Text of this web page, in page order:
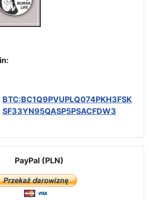
BTC:BC1Q9PVUPLQ074PKH3FSK
SF33YN95QASP5PSACFDW3
PayPal (PLN)